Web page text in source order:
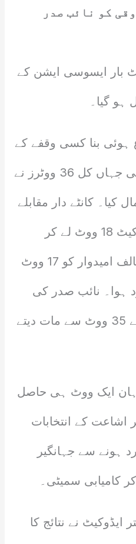
کو نائب صدر
بار ایسوسی ایشن کے
ہو گیا۔
شروع ہوئی بنا کسی وقفے کے
دن 12 بجے تک جاری رہی جہاں کل 36 ووٹرز نے
کیا۔ کانٹے دار مقابلے
کے بعد فاروق گجر ایڈوکیٹ 18 ووٹ لے کر
کامیاب قرار پا گئے۔ مخالف امیدوار کو 17 ووٹ
ہوا۔ نائب صدر کی
دوڑ میں عزیز فاروقی نے 35 ووٹ سے مات دیتے
ایک ووٹ ہی حاصل
کے انتخابات
ہونے سے جہانگیر
نے نتائج کا